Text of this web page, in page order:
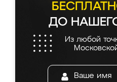
ДО
Из любой